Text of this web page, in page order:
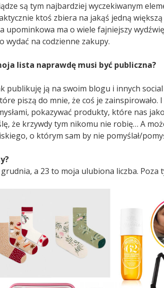
są tym najbardziej wyczekiwanym
ktoś zbiera na jakąś jedną większą
upominkowa ma o wiele fajniejszy
wydać na codzienne zakupy.
lista naprawdę musi być publiczna?
publikuję ją na swoim blogu i innych social
piszą do mnie, że coś je zainspirowało.
pokazywać produkty, które nas
że krzywdy tym nikomu nie robię… A
o którym sam by nie pomyślał/
a 23 to moja ulubiona liczba. Poza